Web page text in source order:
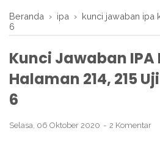
Beranda › ipa › kunci jawaban ipa
6
Kunci Jawaban IPA
Halaman 214, 215
6
Selasa, 06 Oktober 2020 2 Komentar